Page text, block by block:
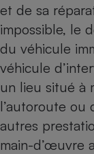
et de sa
impossible, le
du véhicule
véhicule
un lieu situé à
l’autoroute ou
autres
main-d’œuvre